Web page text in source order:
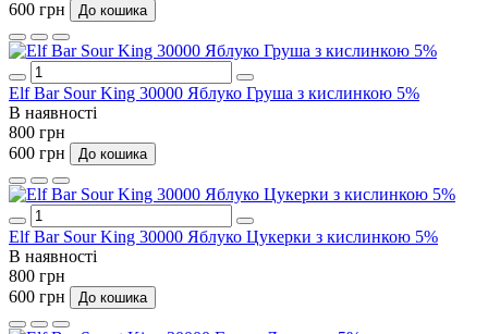
600 грн
До кошика
Elf Bar Sour King 30000 Яблуко Груша з кислинкою 5%
В наявності
800 грн
600 грн
До кошика
Elf Bar Sour King 30000 Яблуко Цукерки з кислинкою 5%
В наявності
800 грн
600 грн
До кошика